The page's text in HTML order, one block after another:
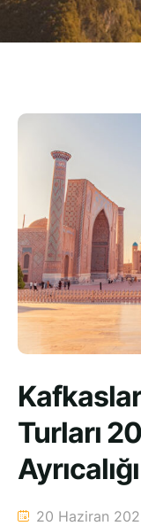
Turları
20 Haziran